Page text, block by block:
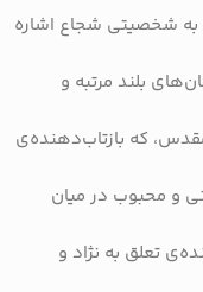
به شخصیتی شجاع اشاره
بلند مرتبه و
که بازتاب‌دهنده‌ی
و محبوب در میان
تعلق به نژاد و